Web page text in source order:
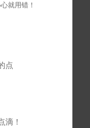
就用错！
滴！